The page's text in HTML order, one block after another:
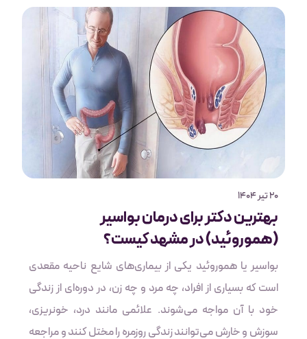
باتجربه در این زمینه، نقش مهمی در موفقیت درمان و کاهش
احتمال عود دارد. در این مطلب، شما را با معیارهای انتخاب
بهترین دکتر و مزایای درمان با لیزر در تهران آشنا می‌کنیم.
20 تیر 1404
بهترین دکتر برای درمان بواسیر
(هموروئید) در مشهد کیست؟
بواسیر یا هموروئید یکی از بیماری‌های شایع ناحیه مقعدی
است که بسیاری از افراد، چه مرد و چه زن، در دوره‌ای از زندگی
خود با آن مواجه می‌شوند. علائمی مانند درد، خونریزی،
سوزش و خارش می‌توانند زندگی روزمره را مختل کنند و مراجعه